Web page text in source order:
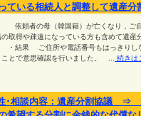
ている相続人と調整して遺産分
依頼者の母（韓国籍）が亡くなり，ご
取得や疎遠になっている方も含めて遺産
・結果 ご住所や電話番号もはっきりし
とで意思確認を行いました。 ...
続き
･相談内容：遺産分割協議 ⇒